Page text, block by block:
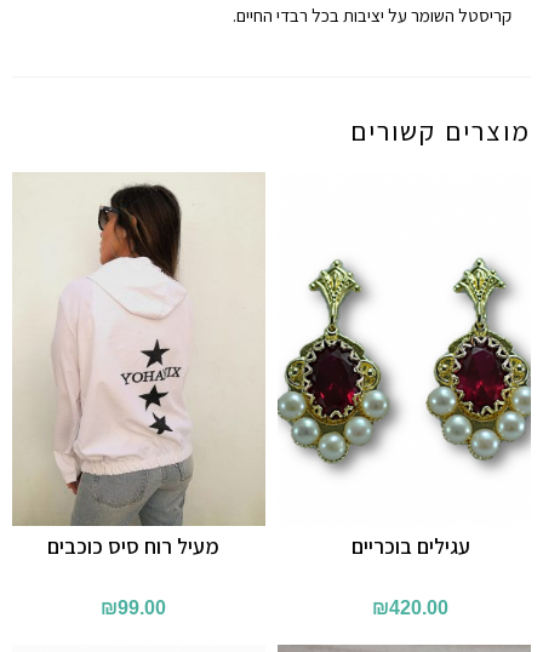
קריסטל השומר על יציבות בכל רבדי החיים.
מוצרים קשורים
מעיל רוח סיס כוכבים
₪99.00
עגילים בוכריים
₪420.00